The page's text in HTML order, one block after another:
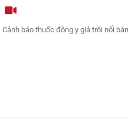
Cảnh báo thuốc đông y giả trôi nổi